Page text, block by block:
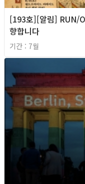
[193호][알림] RUN/
향합니다
기간 : 7월